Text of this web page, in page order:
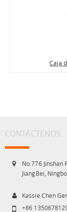
Caja
CONTÁCTENOS
No.776 Jinshan
JiangBei,
Kassie Chen
+86